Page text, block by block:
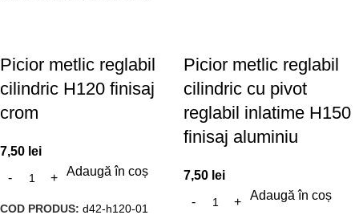
Picior metlic reglabil
cilindric H120 finisaj
crom
7,50 lei
Adaugă în coș
COD PRODUS: d42-h120-01
Picior metlic reglabil
cilindric cu pivot
reglabil inlatime H150
finisaj aluminiu
7,50 lei
Adaugă în coș